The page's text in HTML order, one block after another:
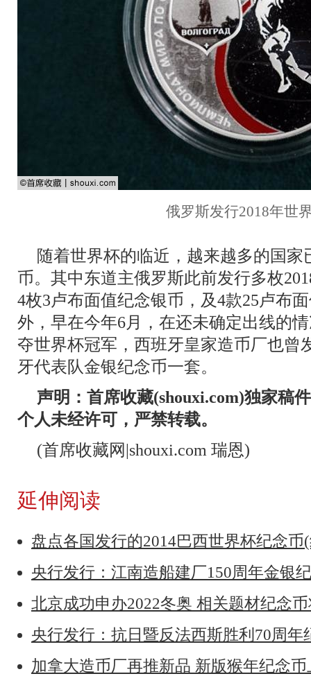
俄罗斯发行2018年世
随着世界杯的临近，越来越多的国
币。其中东道主俄罗斯此前发行多枚
4枚3卢布面值纪念银币，及4款25卢布
外，早在今年6月，在还未确定出线的
夺世界杯冠军，西班牙皇家造币厂也曾
牙代表队金银纪念币一套。
声明：首席收藏(shouxi.com)独家稿
个人未经许可，严禁转载。
(首席收藏网|shouxi.com 瑞恩)
延伸阅读
盘点各国发行的2014巴西世界杯纪念
央行发行：江南造船建厂150周年金银
北京成功申办2022冬奥 相关题材纪念
央行发行：抗日暨反法西斯胜利70周
加拿大造币厂再推新品 新版猴年纪念